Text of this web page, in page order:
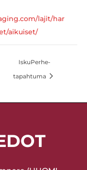
lajit/har
aikuiset/
IskuPerhe-
tapahtuma